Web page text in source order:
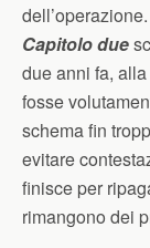
Capitolo due
due anni fa,
fosse
schema fin
evitare
finisce per
rimangono dei